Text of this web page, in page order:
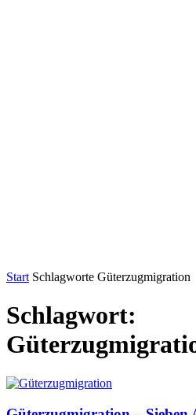
Start Schlagworte Güterzugmigration
Schlagwort: